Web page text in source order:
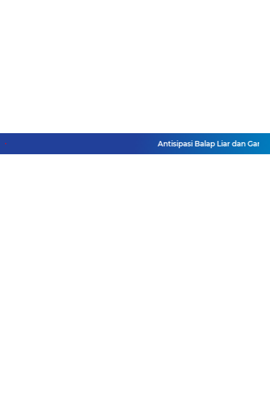
Antisipasi Balap Liar dan